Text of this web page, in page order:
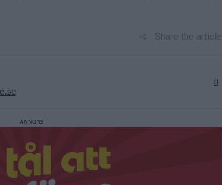
Share the article
ANNONS